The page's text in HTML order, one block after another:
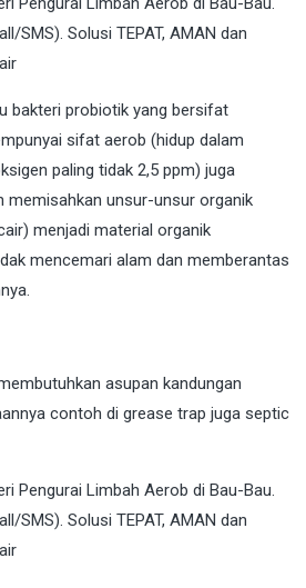
bakteri probiotik yang bersifat
sifat aerob (hidup dalam
paling tidak 2,5 ppm) juga
memisahkan unsur-unsur organik
menjadi material organik
mencemari alam dan memberantas
asupan kandungan
contoh di grease trap juga septic